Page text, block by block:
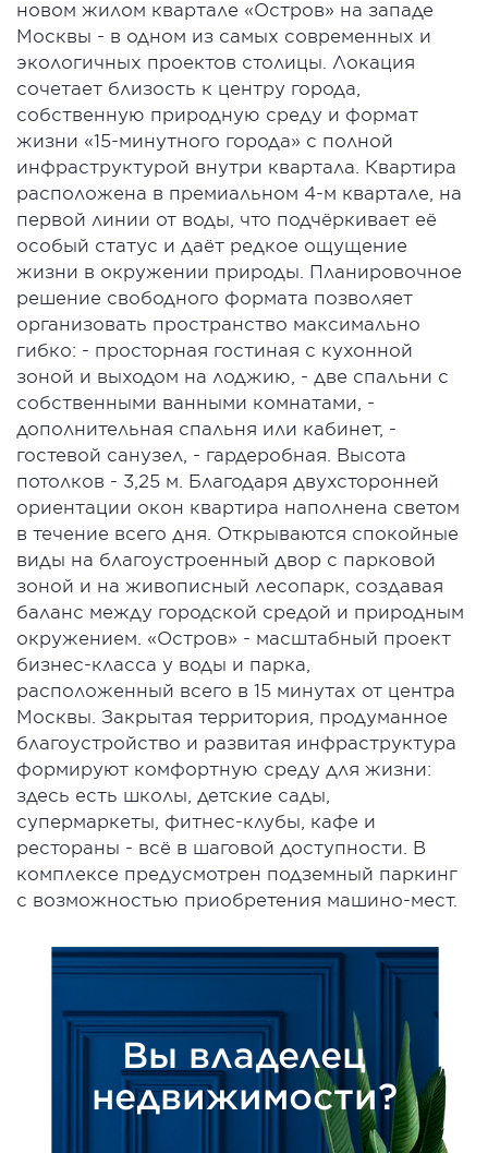
новом жилом квартале «Остров» на западе
Москвы - в одном из самых современных и
экологичных проектов столицы. Локация
сочетает близость к центру города,
собственную природную среду и формат
жизни «15-минутного города» с полной
инфраструктурой внутри квартала. Квартира
расположена в премиальном 4-м квартале, на
первой линии от воды, что подчёркивает её
особый статус и даёт редкое ощущение
жизни в окружении природы. Планировочное
решение свободного формата позволяет
организовать пространство максимально
гибко: - просторная гостиная с кухонной
зоной и выходом на лоджию, - две спальни с
собственными ванными комнатами, -
дополнительная спальня или кабинет, -
гостевой санузел, - гардеробная. Высота
потолков - 3,25 м. Благодаря двухсторонней
ориентации окон квартира наполнена светом
в течение всего дня. Открываются спокойные
виды на благоустроенный двор с парковой
зоной и на живописный лесопарк, создавая
баланс между городской средой и природным
окружением. «Остров» - масштабный проект
бизнес-класса у воды и парка,
расположенный всего в 15 минутах от центра
Москвы. Закрытая территория, продуманное
благоустройство и развитая инфраструктура
формируют комфортную среду для жизни:
здесь есть школы, детские сады,
супермаркеты, фитнес-клубы, кафе и
рестораны - всё в шаговой доступности. В
комплексе предусмотрен подземный паркинг
с возможностью приобретения машино-мест.
Вы владелец
недвижимости?